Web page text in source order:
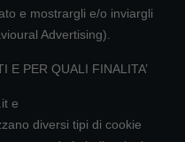
e mostrargli e/o inviargli
Advertising).
E PER QUALI FINALITA’
e
diversi tipi di cookie